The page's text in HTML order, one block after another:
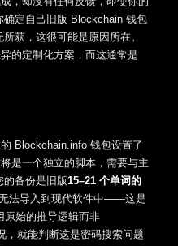
定自己旧版 Blockchain 钱包
获，这很可能是原因所在。
的定制化方案，而这通常是
Blockchain.info 钱包设置了
是一个独立的脚本，需要与主
的备份是旧版15–21 个单词的
无法导入到现代软件中——这是
原始的推导逻辑而非
，就能判断这是密码搜索问题